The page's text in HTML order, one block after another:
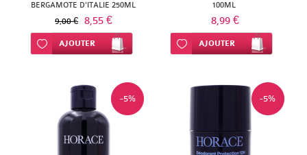
BERGAMOTE D'ITALIE 250ML
9,00 € 8,55 €
Ajouter à ma liste d’envie
AJOUTER
100ML
8,99 €
Ajouter à ma liste d’envie
AJOUTER
-5% -5%